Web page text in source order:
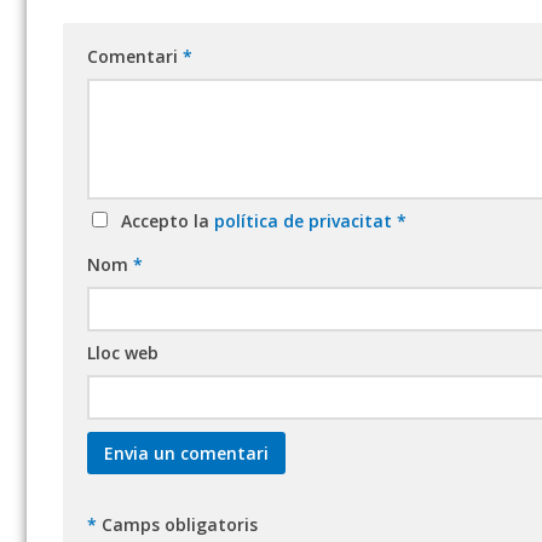
Comentari *
Accepto la política de privacitat *
Nom *
Lloc web
* Camps obligatoris